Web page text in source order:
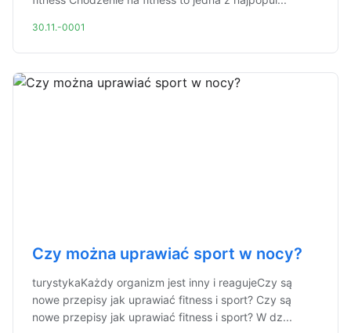
30.11.-0001
Czy można uprawiać sport w nocy?
turystykaKażdy organizm jest inny i reagujeCzy są
nowe przepisy jak uprawiać fitness i sport? Czy są
nowe przepisy jak uprawiać fitness i sport? W dz...